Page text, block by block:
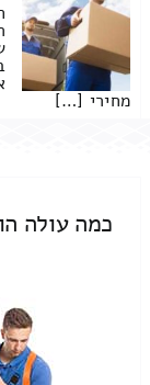
מחירי […]
כמה עולה